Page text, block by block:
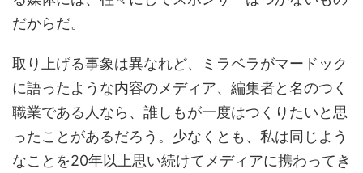
だからだ。
取り上げる事象は異なれど、ミラベラがマードック
に語ったような内容のメディア、編集者と名のつく
職業である人なら、誰しもが一度はつくりたいと思
ったことがあるだろう。少なくとも、私は同じよう
なことを20年以上思い続けてメディアに携わってき